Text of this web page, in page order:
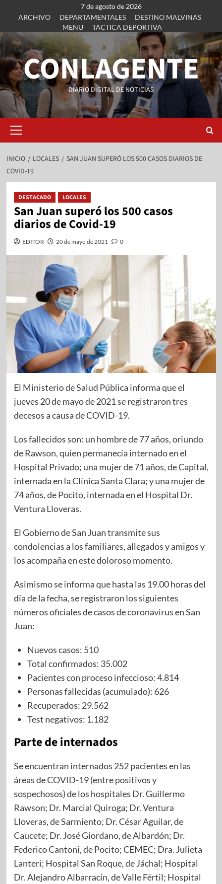
7 de agosto de 2026
ARCHIVO
DEPARTAMENTALES
DESTINO MALVINAS
MENU
TACTICA DEPORTIVA
CONLAGENTE
DIARIO DIGITAL DE NOTICIAS
INICIO LOCALES
SAN JUAN SUPERÓ LOS 500 CASOS DIARIOS DE
COVID-19
DESTACADO LOCALES
San Juan superó los 500 casos
diarios de Covid-19
EDITOR 20 de mayo de 2021 0
El Ministerio de Salud Pública informa que el
jueves 20 de mayo de 2021 se registraron tres
decesos a causa de COVID-19.
Los fallecidos son: un hombre de 77 años, oriundo
de Rawson, quien permanecía internado en el
Hospital Privado; una mujer de 71 años, de Capital,
internada en la Clínica Santa Clara; y una mujer de
74 años, de Pocito, internada en el Hospital Dr.
Ventura Lloveras.
El Gobierno de San Juan transmite sus
condolencias a los familiares, allegados y amigos y
los acompaña en este doloroso momento.
Asimismo se informa que hasta las 19.00 horas del
día de la fecha, se registraron los siguientes
números oficiales de casos de coronavirus en San
Juan:
Nuevos casos: 510
Total confirmados: 35.002
Pacientes con proceso infeccioso: 4.814
Personas fallecidas (acumulado): 626
Recuperados: 29.562
Test negativos: 1.182
Parte de internados
Se encuentran internados 252 pacientes en las
áreas de COVID-19 (entre positivos y
sospechosos) de los hospitales Dr. Guillermo
Rawson; Dr. Marcial Quiroga; Dr. Ventura
Lloveras, de Sarmiento; Dr. César Aguilar, de
Caucete; Dr. José Giordano, de Albardón; Dr.
Federico Cantoni, de Pocito; CEMEC; Dra. Julieta
Lanteri; Hospital San Roque, de Jáchal; Hospital
Dr. Alejandro Albarracín, de Valle Fértil; Hospital